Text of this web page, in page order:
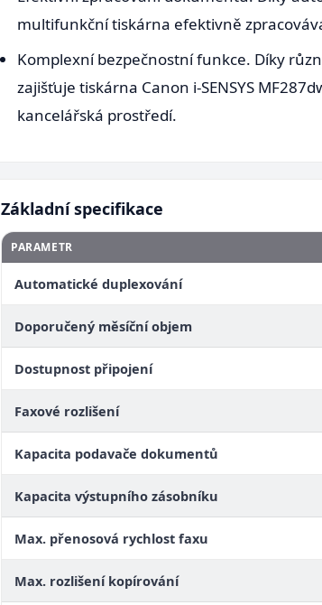
multifunkční tiskárna efektivně
Komplexní bezpečnostní funkce. Díky
zajišťuje tiskárna Canon i-SENSYS
kancelářská prostředí.
Základní specifikace
PARAMETR
Automatické duplexování
Doporučený měsíční objem
Dostupnost připojení
Faxové rozlišení
Kapacita podavače dokumentů
Kapacita výstupního zásobníku
Max. přenosová rychlost faxu
Max. rozlišení kopírování